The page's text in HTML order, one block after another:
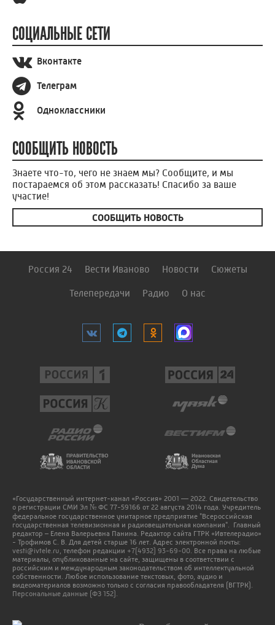
СОЦИАЛЬНЫЕ СЕТИ
Вконтакте
Телеграм
Одноклассники
СООБЩИТЬ НОВОСТЬ
Знаете что-то, чего не знаем мы? Сообщите, и мы
постараемся об этом рассказать! Спасибо за ваше
участие!
СООБЩИТЬ НОВОСТЬ
Россия 24 Вести Иваново Новости Сюжеты
Телепередачи Радио О нас
«Государственный интернет-канал «Россия» 2001 — 2022. Свидетельство
о регистрации СМИ Эл № ФС 77-59166 от 22 августа 2014 года. Учредитель
федеральное государственное унитарное предприятие "Всероссийская
государственная телевизионная и радиовещательная компания". Главный
редактор – Елена Валерьевна Панина. Редактор сайта ГТРК «Ивтелерадио»
- Трофимов С. В. Для детей старше 16 лет. Адрес электронной почты:
vesti@ivtele.ru , телефон редакции +7(4932) 93-69-00 . Все права на любые
материалы, опубликованные на сайте, защищены в соответствии с
российским и международным законодательством об интеллектуальной
собственности. Любое использование текстовых, фото, аудио и
видеоматериалов возможно только с согласия правообладателя (ВГТРК).
Персональные данные (ФЗ 152).